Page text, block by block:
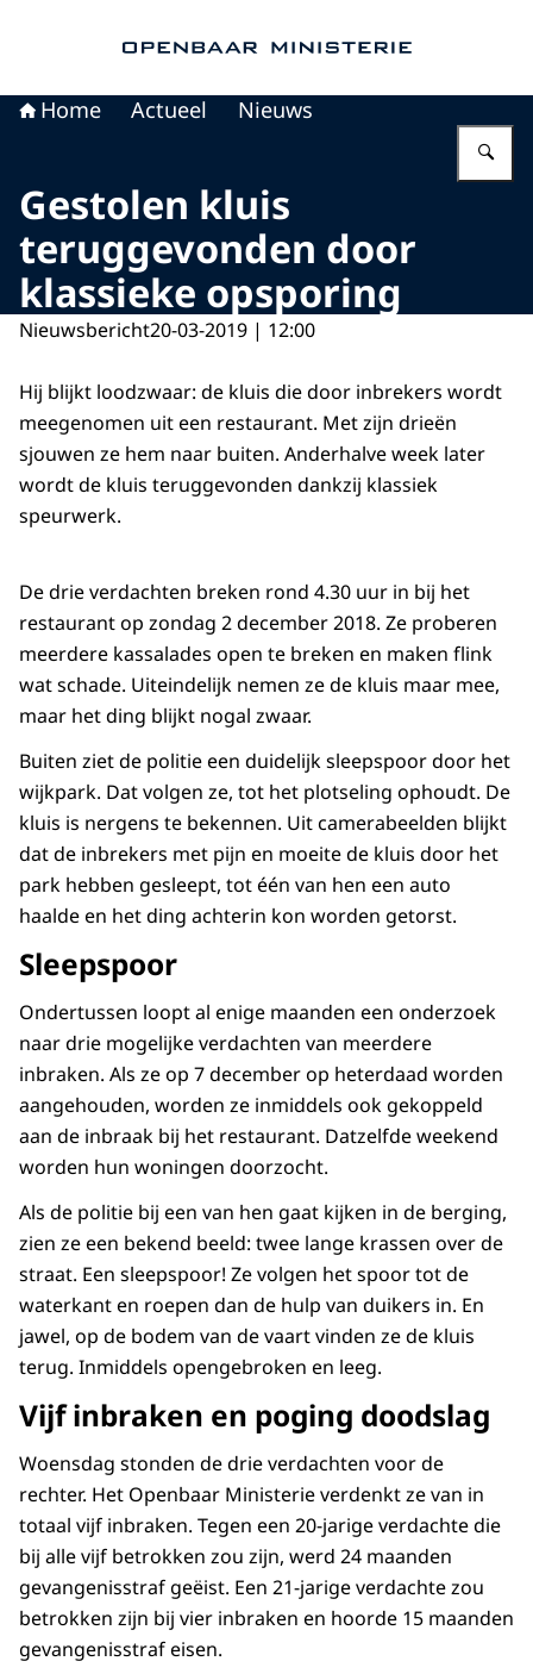
Home Actueel Nieuws
Gestolen kluis
teruggevonden door
klassieke opsporing
Nieuwsbericht20-03-2019 | 12:00
Hij blijkt loodzwaar: de kluis die door inbrekers wordt
meegenomen uit een restaurant. Met zijn drieën
sjouwen ze hem naar buiten. Anderhalve week later
wordt de kluis teruggevonden dankzij klassiek
speurwerk.
De drie verdachten breken rond 4.30 uur in bij het
restaurant op zondag 2 december 2018. Ze proberen
meerdere kassalades open te breken en maken flink
wat schade. Uiteindelijk nemen ze de kluis maar mee,
maar het ding blijkt nogal zwaar.
Buiten ziet de politie een duidelijk sleepspoor door het
wijkpark. Dat volgen ze, tot het plotseling ophoudt. De
kluis is nergens te bekennen. Uit camerabeelden blijkt
dat de inbrekers met pijn en moeite de kluis door het
park hebben gesleept, tot één van hen een auto
haalde en het ding achterin kon worden getorst.
Sleepspoor
Ondertussen loopt al enige maanden een onderzoek
naar drie mogelijke verdachten van meerdere
inbraken. Als ze op 7 december op heterdaad worden
aangehouden, worden ze inmiddels ook gekoppeld
aan de inbraak bij het restaurant. Datzelfde weekend
worden hun woningen doorzocht.
Als de politie bij een van hen gaat kijken in de berging,
zien ze een bekend beeld: twee lange krassen over de
straat. Een sleepspoor! Ze volgen het spoor tot de
waterkant en roepen dan de hulp van duikers in. En
jawel, op de bodem van de vaart vinden ze de kluis
terug. Inmiddels opengebroken en leeg.
Vijf inbraken en poging doodslag
Woensdag stonden de drie verdachten voor de
rechter. Het Openbaar Ministerie verdenkt ze van in
totaal vijf inbraken. Tegen een 20-jarige verdachte die
bij alle vijf betrokken zou zijn, werd 24 maanden
gevangenisstraf geëist. Een 21-jarige verdachte zou
betrokken zijn bij vier inbraken en hoorde 15 maanden
gevangenisstraf eisen.